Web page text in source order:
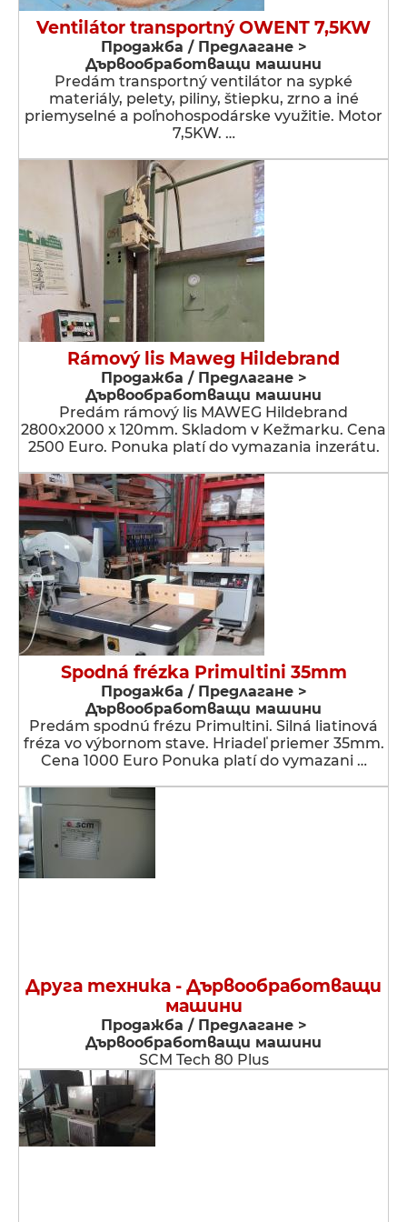
Ventilátor transportný OWENT 7,5KW
Продажба / Предлагане >
Дървообработващи машини
Predám transportný ventilátor na sypké
materiály, pelety, piliny, štiepku, zrno a iné
priemyselné a poľnohospodárske využitie. Motor
7,5KW. …
Rámový lis Maweg Hildebrand
Продажба / Предлагане >
Дървообработващи машини
Predám rámový lis MAWEG Hildebrand
2800x2000 x 120mm. Skladom v Kežmarku. Cena
2500 Euro. Ponuka platí do vymazania inzerátu.
Spodná frézka Primultini 35mm
Продажба / Предлагане >
Дървообработващи машини
Predám spodnú frézu Primultini. Silná liatinová
fréza vo výbornom stave. Hriadeľ priemer 35mm.
Cena 1000 Euro Ponuka platí do vymazani …
Друга техника - Дървообработващи
машини
Продажба / Предлагане >
Дървообработващи машини
SCM Tech 80 Plus